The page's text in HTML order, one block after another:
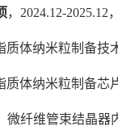
，2024.12-2025.12
质体纳米粒制备技
质体纳米粒制备芯
微纤维管束结晶器